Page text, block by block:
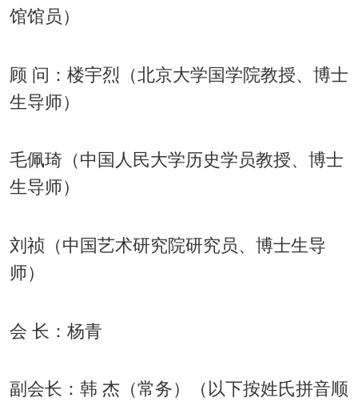
馆馆员）
顾 问：楼宇烈（北京大学国学院教授、博士
生导师）
毛佩琦（中国人民大学历史学员教授、博士
生导师）
刘祯（中国艺术研究院研究员、博士生导
师）
会 长：杨青
副会长：韩 杰（常务）（以下按姓氏拼音顺